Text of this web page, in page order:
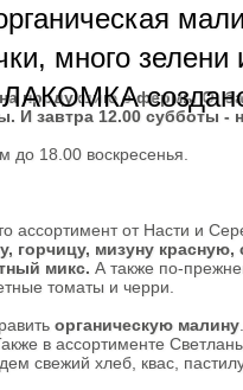
много
ЛАКОМКА
продукцию с фермы О,
И завтра 12.00 субботы
до 18.00 воскресенья.
ассортимент от Насти и
горчицу, мизуну
микс. А также по-
томаты и черри.
органическую малину
в ассортименте
свежий хлеб, квас,